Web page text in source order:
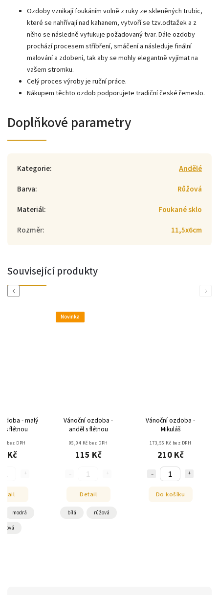
Ozdoby vznikají foukáním volně z ruky ze skleněných trubic,
které se nahřívají nad kahanem, vytvoří se tzv.odtažek a z
něho se následně vyfukuje požadovaný tvar. Dále ozdoby
prochází procesem stříbření, smáčení a následuje finální
malování a zdobení, tak aby se mohly elegantně vyjímat na
vašem stromku.
Celý proces výroby je ruční práce.
Nákupem těchto ozdob podporujete tradiční české řemeslo.
Doplňkové parametry
Kategorie:
Andělé
Barva:
Růžová
Materiál:
Foukané sklo
Rozměr: 11,5x6cm
Související produkty
Previous
- malý
s flétnou
bez DPH
Kč
modrá
Novinka
Vánoční ozdoba -
anděl s flétnou
95,04 Kč bez DPH
115 Kč
Detail
bílá růžová
Vánoční ozdoba -
Mikuláš
173,55 Kč bez DPH
210 Kč
Do košíku
Next